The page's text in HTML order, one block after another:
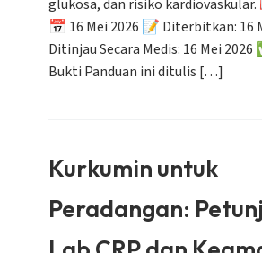
glukosa, dan risiko
📅 16 Mei 2026 📝 Diterbitkan: 16
Ditinjau Secara Medis: 16 Mei 2026
Bukti Panduan ini ditulis […]
Kurkumin untuk
Peradangan: